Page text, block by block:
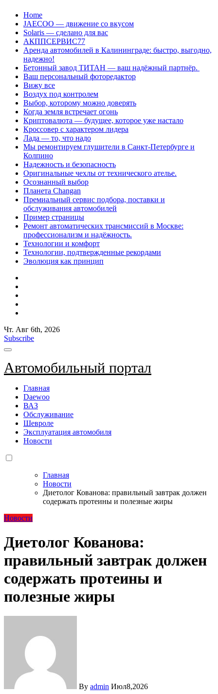
Перейти
содержанию
Home
JAECOO — движение со вкусом
Solaris — сделано для вас
АКППСЕРВИС77
Аренда автомобилей в Калининграде: быстро, выгодно,
надежно!
Бетонный завод ТИТАН — ваш надёжный партнёр.
Ваш персональный фоторедактор
Вижу все
Воздух под контролем
Выбор, которому можно доверять
Когда земля встречает огонь
Криптовалюта — будущее, которое уже настало
Кроссовер с характером лидера
Лада — то, что надо
Мы ремонтируем глушители в Санкт-Петербурге и
Колпино
Надежность и безопасность
Оригинальные чехлы от технического ателье.
Осознанный выбор
Планета Changan
Премиальный сервис подбора, поставки и
обслуживания автомобилей
Пример страницы
Ремонт автоматических трансмиссий в Москве:
профессионализм и надёжность.
Технологии и комфорт
Технологии, подтвержденные рекордами
Эволюция как принцип
Чт. Авг 6th, 2026
Subscribe
Автомобильный портал
Главная
Daewoo
ВАЗ
Обслуживание
Шевроле
Эксплуатация автомобиля
Новости
Главная
Новости
Диетолог Кованова: правильный завтрак должен
содержать протеины и полезные жиры
Новости
Диетолог Кованова:
правильный завтрак должен
содержать протеины и
полезные жиры
By admin Июл8,2026